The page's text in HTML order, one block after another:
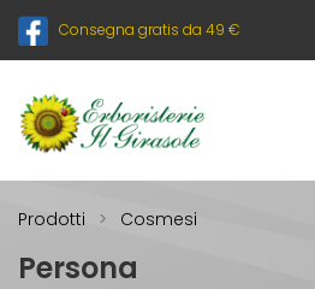
Consegna gratis da 49 €
Prodotti Cosmesi
Persona